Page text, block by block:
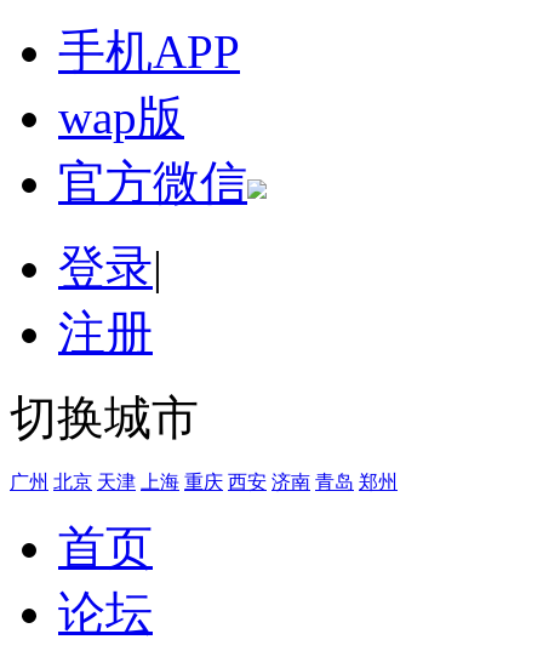
手机APP
wap版
官方微信
登录|
注册
切换城市
广州 北京 天津 上海 重庆 西安 济南 青岛 郑州
首页
论坛